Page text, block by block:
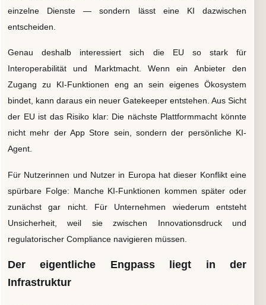
einzelne Dienste — sondern lässt eine KI dazwischen
entscheiden.
Genau deshalb interessiert sich die EU so stark für
Interoperabilität und Marktmacht. Wenn ein Anbieter den
Zugang zu KI-Funktionen eng an sein eigenes Ökosystem
bindet, kann daraus ein neuer Gatekeeper entstehen. Aus Sicht
der EU ist das Risiko klar: Die nächste Plattformmacht könnte
nicht mehr der App Store sein, sondern der persönliche KI-
Agent.
Für Nutzerinnen und Nutzer in Europa hat dieser Konflikt eine
spürbare Folge: Manche KI-Funktionen kommen später oder
zunächst gar nicht. Für Unternehmen wiederum entsteht
Unsicherheit, weil sie zwischen Innovationsdruck und
regulatorischer Compliance navigieren müssen.
Der eigentliche Engpass liegt in der
Infrastruktur